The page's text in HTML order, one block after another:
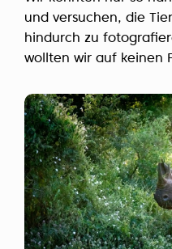
und versuchen, die
hindurch zu
wollten wir auf keinen